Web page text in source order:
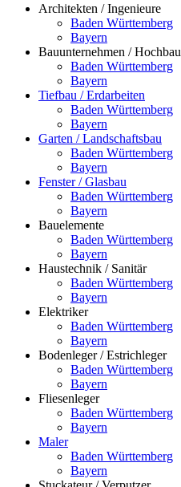
Architekten / Ingenieure
Baden Württemberg
Bayern
Bauunternehmen / Hochbau
Baden Württemberg
Bayern
Tiefbau / Erdarbeiten
Baden Württemberg
Bayern
Garten / Landschaftsbau
Baden Württemberg
Bayern
Fenster / Glasbau
Baden Württemberg
Bayern
Bauelemente
Baden Württemberg
Bayern
Haustechnik / Sanitär
Baden Württemberg
Bayern
Elektriker
Baden Württemberg
Bayern
Bodenleger / Estrichleger
Baden Württemberg
Bayern
Fliesenleger
Baden Württemberg
Bayern
Maler
Baden Württemberg
Bayern